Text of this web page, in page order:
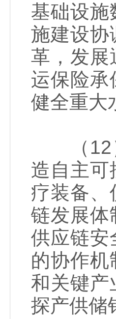
基础设施
施建设协
革，发展
运保险承
健全重大
（12）
造自主可
疗装备、
链发展体
供应链安
的协作
和关键产
探产供储